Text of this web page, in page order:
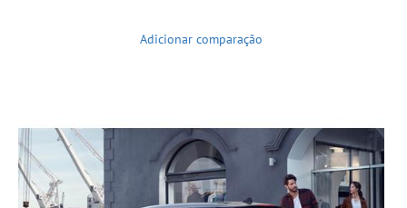
Adicionar comparação